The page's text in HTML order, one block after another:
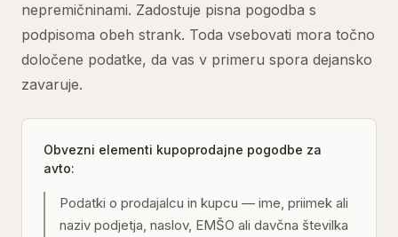
nepremičninami. Zadostuje pisna pogodba s
podpisoma obeh strank. Toda vsebovati mora točno
določene podatke, da vas v primeru spora dejansko
zavaruje.
Obvezni elementi kupoprodajne pogodbe za
avto:
Podatki o prodajalcu in kupcu — ime, priimek ali
naziv podjetja, naslov, EMŠO ali davčna številka